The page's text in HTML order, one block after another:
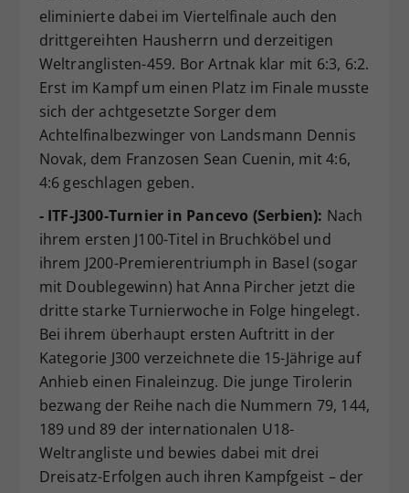
eliminierte dabei im Viertelfinale auch den
drittgereihten Hausherrn und derzeitigen
Weltranglisten-459. Bor Artnak klar mit 6:3, 6:2.
Erst im Kampf um einen Platz im Finale musste
sich der achtgesetzte Sorger dem
Achtelfinalbezwinger von Landsmann Dennis
Novak, dem Franzosen Sean Cuenin, mit 4:6,
4:6 geschlagen geben.
- ITF-J300-Turnier in Pancevo (Serbien): Nach
ihrem ersten J100-Titel in Bruchköbel und
ihrem J200-Premierentriumph in Basel (sogar
mit Doublegewinn) hat Anna Pircher jetzt die
dritte starke Turnierwoche in Folge hingelegt.
Bei ihrem überhaupt ersten Auftritt in der
Kategorie J300 verzeichnete die 15-Jährige auf
Anhieb einen Finaleinzug. Die junge Tirolerin
bezwang der Reihe nach die Nummern 79, 144,
189 und 89 der internationalen U18-
Weltrangliste und bewies dabei mit drei
Dreisatz-Erfolgen auch ihren Kampfgeist – der